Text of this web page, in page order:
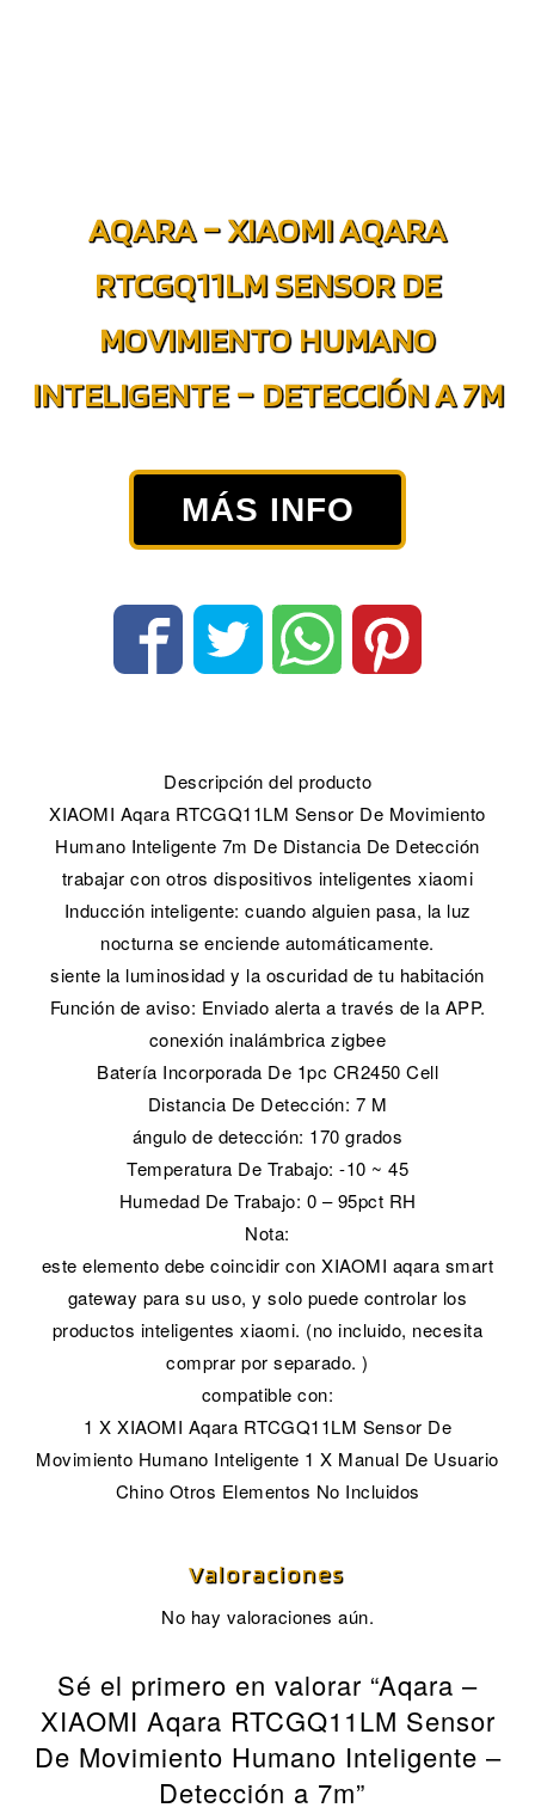
AQARA – XIAOMI AQARA
RTCGQ11LM SENSOR DE
MOVIMIENTO HUMANO
INTELIGENTE – DETECCIÓN A 7M
MÁS INFO
Descripción del producto
XIAOMI Aqara RTCGQ11LM Sensor De Movimiento
Humano Inteligente 7m De Distancia De Detección
trabajar con otros dispositivos inteligentes xiaomi
Inducción inteligente: cuando alguien pasa, la luz
nocturna se enciende automáticamente.
siente la luminosidad y la oscuridad de tu habitación
Función de aviso: Enviado alerta a través de la APP.
conexión inalámbrica zigbee
Batería Incorporada De 1pc CR2450 Cell
Distancia De Detección: 7 M
ángulo de detección: 170 grados
Temperatura De Trabajo: -10 ~ 45
Humedad De Trabajo: 0 – 95pct RH
Nota:
este elemento debe coincidir con XIAOMI aqara smart
gateway para su uso, y solo puede controlar los
productos inteligentes xiaomi. (no incluido, necesita
comprar por separado. )
compatible con:
1 X XIAOMI Aqara RTCGQ11LM Sensor De
Movimiento Humano Inteligente 1 X Manual De Usuario
Chino Otros Elementos No Incluidos
Valoraciones
No hay valoraciones aún.
Sé el primero en valorar “Aqara –
XIAOMI Aqara RTCGQ11LM Sensor
De Movimiento Humano Inteligente –
Detección a 7m”